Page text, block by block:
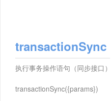
transactionSync
执行事务操作语句（同步接口）
transactionSync({params})